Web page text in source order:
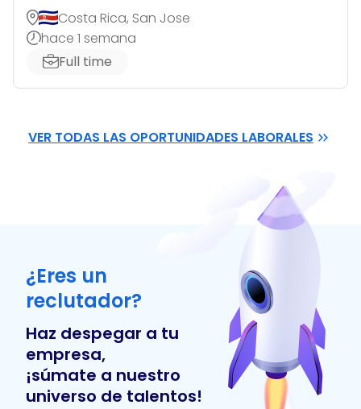
Costa Rica, San Jose
hace 1 semana
Full time
VER TODAS LAS OPORTUNIDADES LABORALES
¿Eres un
reclutador?
Haz despegar a tu
empresa,
¡súmate a nuestro
universo de talentos!